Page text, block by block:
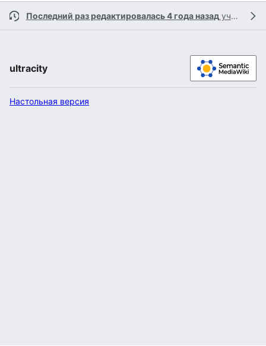
Последний раз редактировалась 4 года назадучастником
ultracity
Настольная версия